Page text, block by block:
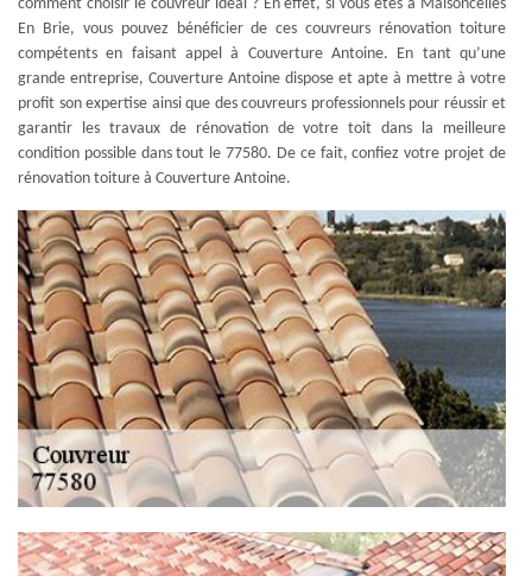
comment choisir le couvreur idéal ? En effet, si vous êtes à Maisoncelles
En Brie, vous pouvez bénéficier de ces couvreurs rénovation toiture
compétents en faisant appel à Couverture Antoine. En tant qu’une
grande entreprise, Couverture Antoine dispose et apte à mettre à votre
profit son expertise ainsi que des couvreurs professionnels pour réussir et
garantir les travaux de rénovation de votre toit dans la meilleure
condition possible dans tout le 77580. De ce fait, confiez votre projet de
rénovation toiture à Couverture Antoine.